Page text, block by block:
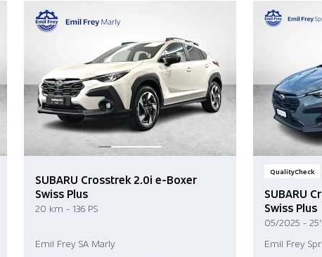
SUBARU Crosstrek 2.0i e-Boxer
Swiss Plus
20 km - 136 PS
Emil Frey SA Marly
QualityCheck
SUBARU
Swiss Plus
05/2025 -
Emil Frey